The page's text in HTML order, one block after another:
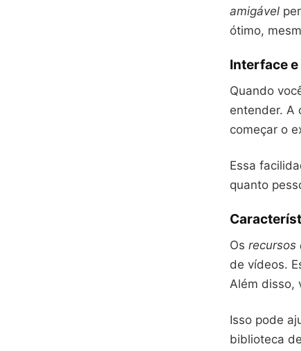
amigável
ótimo,
Interface
Quando
entender. A
começar o
Essa
quanto
Os recursos
de vídeos.
Além disso,
Isso pode
biblioteca